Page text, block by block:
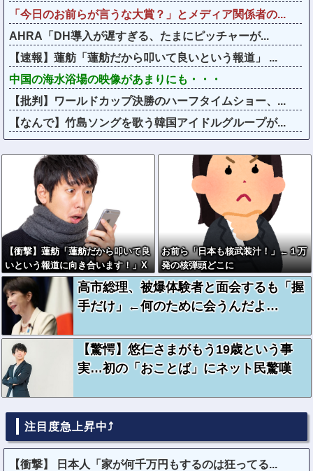
「今日のお前らが言うな大賞？」とメディア関係者の...
AHRA「DH導入が遅すぎる、たまにピッチャーが...
【速報】蓮舫「蓮舫だから叩いて良いという報道」 ...
中国の海水浴場の映像があまりにも・・・
【批判】ワールドカップ決勝のハーフタイムショー、...
【なんで】竹島ソングを歌う韓国アイドルグループが...
【衝撃】蓮舫「蓮舫だから叩いて良
いという報道に向き合います！」X
民「高市だから叩いて良いをやって
るのがお前だろ」←これ…w w
お前ら「日本も核武装汁！」←１万
発の核弾頭どこに
高市総理、被爆体験者と面会するも「握
手だけ」←何のために会うんだよ…
【驚愕】悠仁さまがもう19歳という事
実…初の「おことば」にネット民驚嘆
注目度急上昇中⤴
【衝撃】 日本人「家が何千万円もするのは狂ってる...